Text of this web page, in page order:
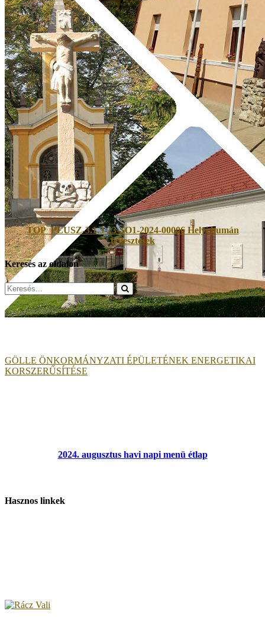
TOP_PLUSZ-3.1.3-23-SO1-2024-00006 Helyi humán
fejlesztések
Keresés az oldalon
Search
for:
GÖLLE ÖNKORMÁNYZATI ÉPÜLETÉNEK ENERGETIKAI
KORSZERŰSÍTÉSE
2024. augusztus havi napi menü étlap
Hasznos linkek